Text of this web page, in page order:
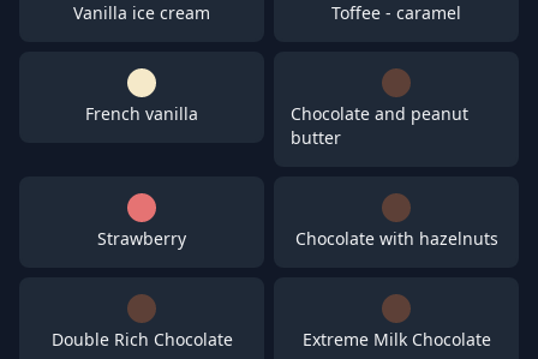
Vanilla ice cream Toffee - caramel
French vanilla
Chocolate and peanut
butter
Strawberry Chocolate with hazelnuts
Double Rich Chocolate Extreme Milk Chocolate